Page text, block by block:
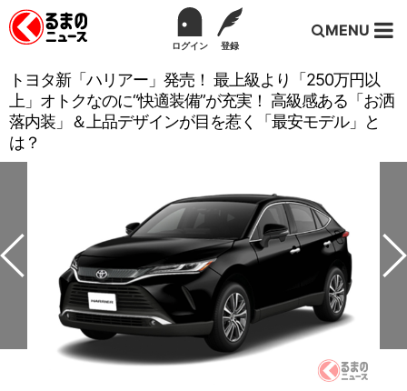
ログイン 登録
MENU
トヨタ新「ハリアー」発売！ 最上級より「250万円以
上」オトクなのに“快適装備”が充実！ 高級感ある「お洒
落内装」＆上品デザインが目を惹く「最安モデル」と
は？